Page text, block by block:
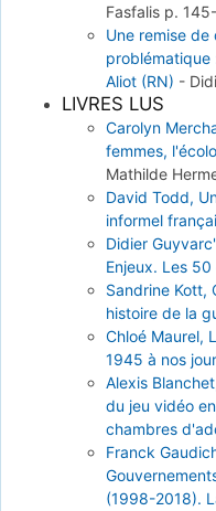
Fasfalis p.
Une remise
problématique
Aliot (RN) -
LIVRES LUS
Carolyn
femmes,
Mathilde
David Todd,
informel
Didier
Enjeux. Les
Sandrine Kott,
histoire de la
Chloé Maurel,
1945 à nos
Alexis
du jeu vidéo
chambres
Franck
(1998-2018).